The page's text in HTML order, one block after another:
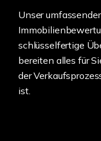
Unser umfassender
schlüsselfertige
bereiten alles für
der
ist.